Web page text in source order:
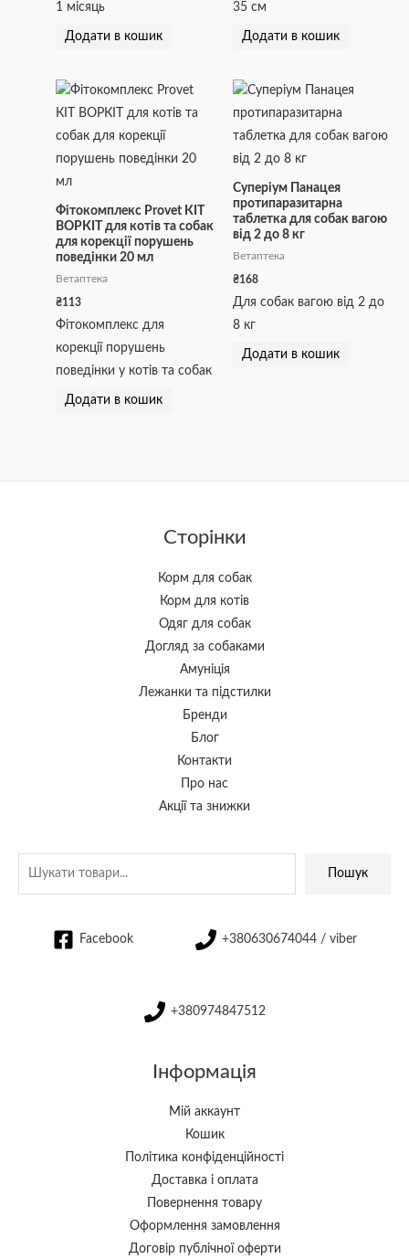
1 місяць
Додати в кошик
35 см
Додати в кошик
Фітокомплекс Provet КІТ
ВОРКІТ для котів та собак
для корекції порушень
поведінки 20 мл
Ветаптека
₴113
Фітокомплекс для
корекції порушень
поведінки у котів та собак
Додати в кошик
Суперіум Панацея
протипаразитарна
таблетка для собак вагою
від 2 до 8 кг
Ветаптека
₴168
Для собак вагою від 2 до
8 кг
Додати в кошик
Сторінки
Корм для собак
Корм для котів
Одяг для собак
Догляд за собаками
Амуніція
Лежанки та підстилки
Бренди
Блог
Контакти
Про нас
Акції та знижки
Пошук
Facebook +380630674044 / viber
+380974847512
Інформація
Мій аккаунт
Кошик
Політика конфіденційності
Доставка і оплата
Повернення товару
Оформлення замовлення
Договір публічної оферти